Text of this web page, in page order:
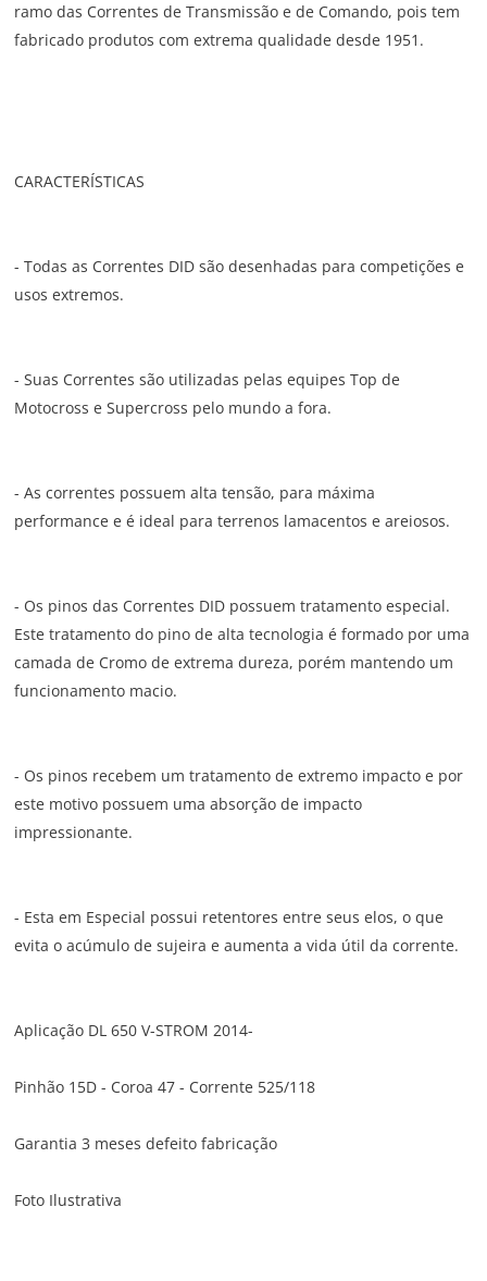
ramo das Correntes de Transmissão e de Comando, pois tem
fabricado produtos com extrema qualidade desde 1951.
CARACTERÍSTICAS
- Todas as Correntes DID são desenhadas para competições e
usos extremos.
- Suas Correntes são utilizadas pelas equipes Top de
Motocross e Supercross pelo mundo a fora.
- As correntes possuem alta tensão, para máxima
performance e é ideal para terrenos lamacentos e areiosos.
- Os pinos das Correntes DID possuem tratamento especial.
Este tratamento do pino de alta tecnologia é formado por uma
camada de Cromo de extrema dureza, porém mantendo um
funcionamento macio.
- Os pinos recebem um tratamento de extremo impacto e por
este motivo possuem uma absorção de impacto
impressionante.
- Esta em Especial possui retentores entre seus elos, o que
evita o acúmulo de sujeira e aumenta a vida útil da corrente.
Aplicação DL 650 V-STROM 2014-
Pinhão 15D - Coroa 47 - Corrente 525/118
Garantia 3 meses defeito fabricação
Foto Ilustrativa